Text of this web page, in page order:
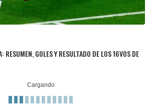
RESUMEN, GOLES Y RESULTADO DE LOS 16VOS DE